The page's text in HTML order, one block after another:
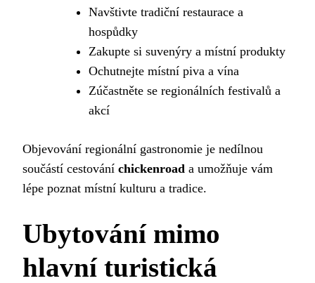
Navštivte tradiční restaurace a
hospůdky
Zakupte si suvenýry a místní produkty
Ochutnejte místní piva a vína
Zúčastněte se regionálních festivalů a
akcí
Objevování regionální gastronomie je nedílnou
součástí cestování chickenroad a umožňuje vám
lépe poznat místní kulturu a tradice.
Ubytování mimo
hlavní turistická